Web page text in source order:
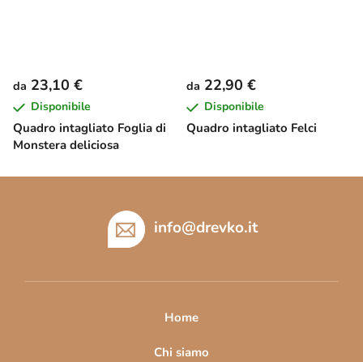
Quadro intagliato Foglia di
Monstera deliciosa
da 23,10 €
Disponibile
Quadro intagliato Felci
da 22,90 €
Disponibile
info@drevko.it
Home
Chi siamo